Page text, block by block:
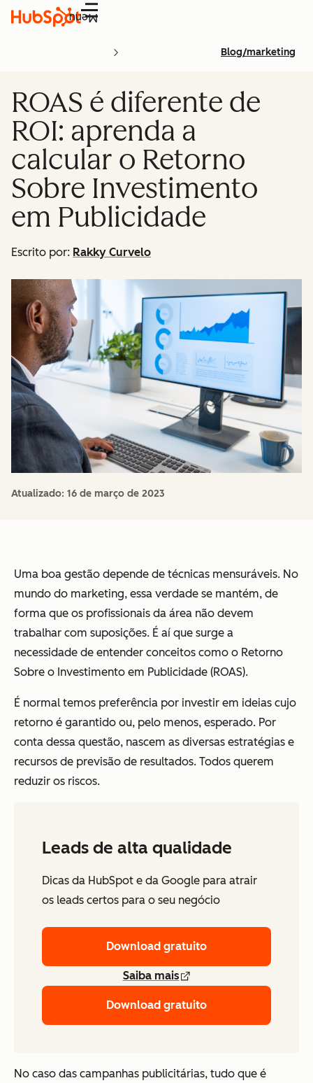
Menu
Blog/marketing
ROAS é diferente de
ROI: aprenda a
calcular o Retorno
Sobre Investimento
em Publicidade
Escrito por: Rakky Curvelo
Atualizado: 16 de março de 2023
Uma boa gestão depende de técnicas mensuráveis. No
mundo do marketing, essa verdade se mantém, de
forma que os profissionais da área não devem
trabalhar com suposições. É aí que surge a
necessidade de entender conceitos como o Retorno
Sobre o Investimento em Publicidade (ROAS).
É normal temos preferência por investir em ideias cujo
retorno é garantido ou, pelo menos, esperado. Por
conta dessa questão, nascem as diversas estratégias e
recursos de previsão de resultados. Todos querem
reduzir os riscos.
Leads de alta qualidade
Dicas da HubSpot e da Google para atrair
os leads certos para o seu negócio
Download gratuito
Saiba mais
Download gratuito
No caso das campanhas publicitárias, tudo que é